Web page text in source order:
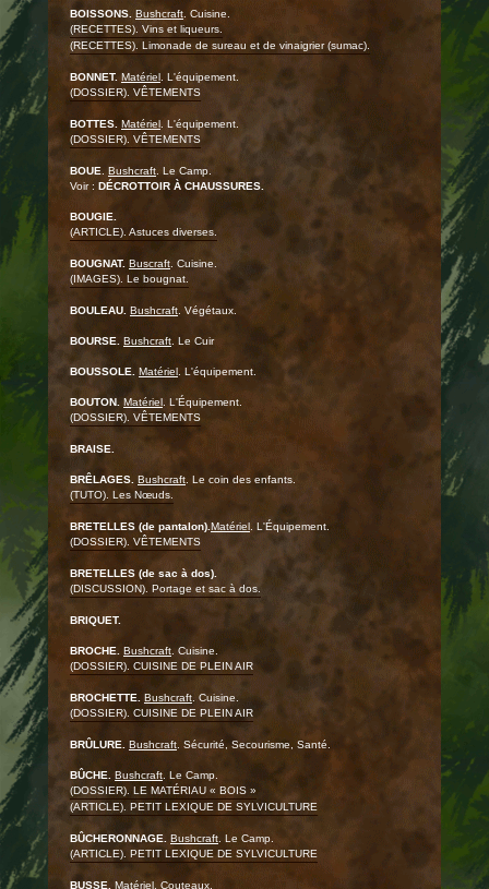
BOISSONS. Bushcraft . Cuisine.
(RECETTES). Vins et liqueurs.
(RECETTES). Limonade de sureau et de vinaigrier (sumac).
BONNET. Matériel . L'équipement.
(DOSSIER). VÊTEMENTS
BOTTES. Matériel . L'équipement.
(DOSSIER). VÊTEMENTS
BOUE Bushcraft . Le Camp.
Voir : DÉCROTTOIR À CHAUSSURES.
BOUGIE.
(ARTICLE). Astuces diverses.
BOUGNAT. Buscraft . Cuisine.
(IMAGES). Le bougnat.
BOULEAU. Bushcraft . Végétaux.
BOURSE. Bushcraft . Le Cuir
BOUSSOLE. Matériel . L'équipement.
BOUTON. Matériel . L'Équipement.
(DOSSIER). VÊTEMENTS
BRAISE.
BRÊLAGES. Bushcraft . Le coin des enfants.
(TUTO). Les Nœuds.
BRETELLES (de pantalon). Matériel . L'Équipement.
(DOSSIER). VÊTEMENTS
BRETELLES (de sac à dos).
(DISCUSSION). Portage et sac à dos.
BRIQUET.
BROCHE. Bushcraft . Cuisine.
(DOSSIER). CUISINE DE PLEIN AIR
BROCHETTE. Bushcraft . Cuisine.
(DOSSIER). CUISINE DE PLEIN AIR
BRÛLURE. Bushcraft . Sécurité, Secourisme, Santé.
BÛCHE. Bushcraft . Le Camp.
(DOSSIER). LE MATÉRIAU « BOIS »
(ARTICLE). PETIT LEXIQUE DE SYLVICULTURE
BÛCHERONNAGE. Bushcraft . Le Camp.
(ARTICLE). PETIT LEXIQUE DE SYLVICULTURE
BUSSE. Matériel . Couteaux.